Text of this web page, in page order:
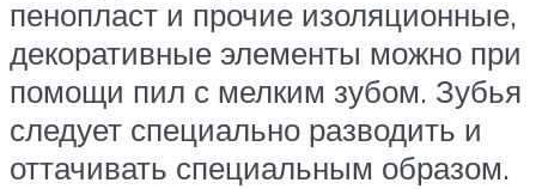
пенопласт и прочие изоляционные,
декоративные элементы можно при
помощи пил с мелким зубом. Зубья
следует специально разводить и
оттачивать специальным образом.